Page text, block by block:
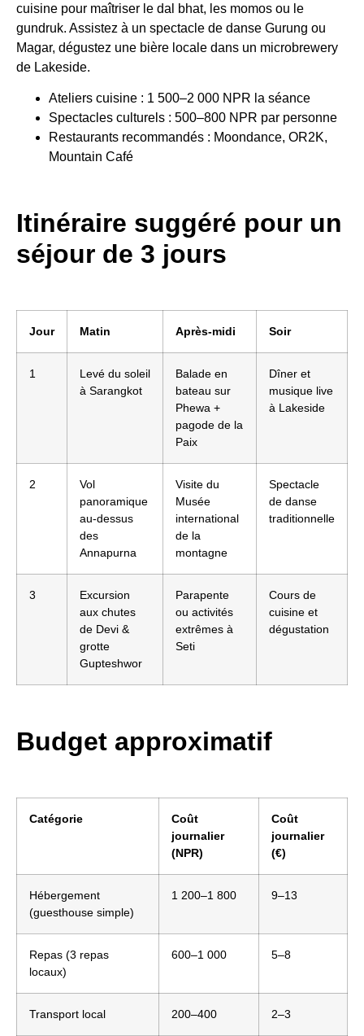
cuisine pour maîtriser le dal bhat, les momos ou le
gundruk. Assistez à un spectacle de danse Gurung ou
Magar, dégustez une bière locale dans un microbrewery
de Lakeside.
Ateliers cuisine : 1 500–2 000 NPR la séance
Spectacles culturels : 500–800 NPR par personne
Restaurants recommandés : Moondance, OR2K,
Mountain Café
Itinéraire suggéré pour un
séjour de 3 jours
Jour Matin Après-midi Soir
1
Levé du soleil
à Sarangkot
Balade en
bateau sur
Phewa +
pagode de la
Paix
Dîner et
musique live
à Lakeside
2
Vol
panoramique
au-dessus
des
Annapurna
Visite du
Musée
international
de la
montagne
Spectacle
de danse
traditionnelle
3
Excursion
aux chutes
de Devi &
grotte
Gupteshwor
Parapente
ou activités
extrêmes à
Seti
Cours de
cuisine et
dégustation
Budget approximatif
Catégorie
Coût
journalier
(NPR)
Coût
journalier
(€)
Hébergement
(guesthouse simple)
1 200–1 800 9–13
Repas (3 repas
locaux)
600–1 000 5–8
Transport local 200–400 2–3